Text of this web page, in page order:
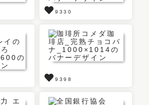
9330
9398